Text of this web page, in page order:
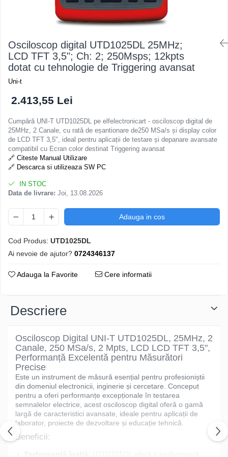
Osciloscop digital UTD1025DL 25MHz;
LCD TFT 3,5"; Ch: 2; 250Msps; 12kpts
dotat cu tehnologie de Triggering avansat
Uni-t
2.413,55 Lei
Cumpără UNI-T UTD1025DL pe elfelectronicart - osciloscop digital de
25MHz, 2 Canale, cu rată de eșantionare de250 MSa/s și display color
de LCD TFT 3,5", ideal pentru aplicații de testare și depanare avansate
compatibil cu Ecran color destinat Triggering avansat
🔗 Citeste Manual Utilizare
🔗 Descarca si utilizeaza SW PC
IN STOC
Data de livrare: Joi, 13.08.2026
Adauga in cos
Cod Produs: UTD1025DL
Ai nevoie de ajutor? 0724346137
Adauga la Favorite Cere informatii
Descriere
Osciloscop Digital UNI-T UTD1025DL, 25MHz, 2
Canale, 250 MSa/s, 2 Mpts, LCD LCD TFT 3,5",
Performanță Excelentă pentru Măsurători
Precise
Este un instrument de măsură esențial pentru profesioniștii
din domeniul electronicii, inginerie și cercetare. Conceput
pentru a oferi performanțe excepționale în testarea
semnalelor electrice, acest osciloscop digital oferă o gamă
largă de caracteristici avansate, ideale pentru aplicații de
laborator, proiecte de dezvoltare și educație tehnică.
Beneficii: